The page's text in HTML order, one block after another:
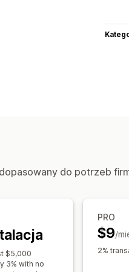
do potrzeb
$5,000
3% with no
PRO
$9/
2%